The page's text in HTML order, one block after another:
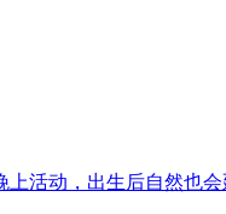
活动，出生后自然也会